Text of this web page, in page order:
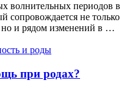
волнительных периодов в
не только
и рядом изменений в …
и роды
при родах?